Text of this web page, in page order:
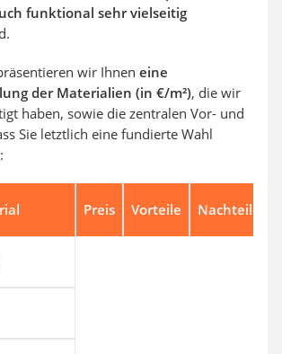
funktional sehr vielseitig
wir Ihnen eine
der Materialien (in €/m²), die wir
haben, sowie die zentralen Vor- und
Sie letztlich eine fundierte Wahl
Preis Vorteile Nachteile